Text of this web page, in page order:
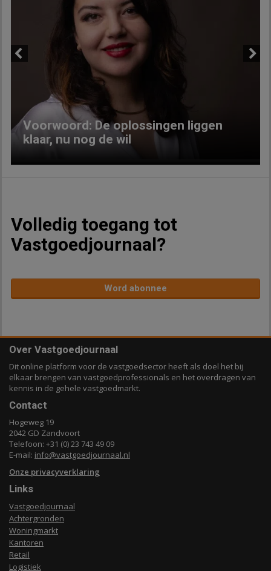
Voorwoord: De oplossingen liggen
klaar, nu nog de wil
Volledig toegang tot
Vastgoedjournaal?
Word abonnee
Over Vastgoedjournaal
Dit online platform voor de vastgoedsector heeft als doel het bij
elkaar brengen van vastgoedprofessionals en het overdragen van
kennis in de gehele vastgoedmarkt.
Contact
Hogeweg 19
2042 GD Zandvoort
Telefoon: +31 (0) 23 743 49 09
E-mail: info@vastgoedjournaal.nl
Onze privacyverklaring
Links
Vastgoedjournaal
Achtergronden
Woningmarkt
Kantoren
Retail
Logistiek